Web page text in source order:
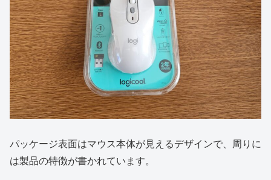
パッケージ表面はマウス本体が見えるデザインで、周りに
は製品の特徴が書かれています。